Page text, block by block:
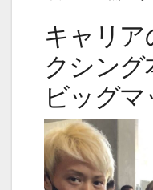
キャリア
クシング
ビッグマ